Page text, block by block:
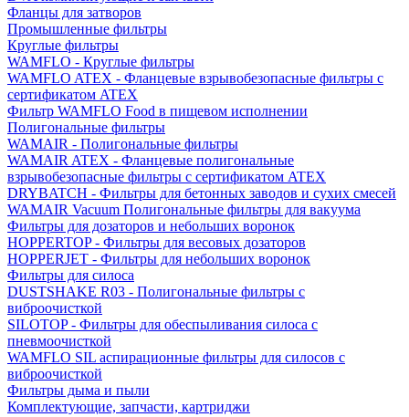
Фланцы для затворов
Промышленные фильтры
Круглые фильтры
WAMFLO - Круглые фильтры
WAMFLO ATEX - Фланцевые взрывобезопасные фильтры с
сертификатом ATEX
Фильтр WAMFLO Food в пищевом исполнении
Полигональные фильтры
WAMAIR - Полигональные фильтры
WAMAIR ATEX - Фланцевые полигональные
взрывобезопасные фильтры с сертификатом ATEX
DRYBATCH - Фильтры для бетонных заводов и сухих смесей
WAMAIR Vacuum Полигональные фильтры для вакуума
Фильтры для дозаторов и небольших воронок
HOPPERTOP - Фильтры для весовых дозаторов
HOPPERJET - Фильтры для небольших воронок
Фильтры для силоса
DUSTSHAKE R03 - Полигональные фильтры с
виброочисткой
SILOTOP - Фильтры для обеспыливания силоса c
пневмоочисткой
WAMFLO SIL аспирационные фильтры для силосов с
виброочисткой
Фильтры дыма и пыли
Комплектующие, запчасти, картриджи